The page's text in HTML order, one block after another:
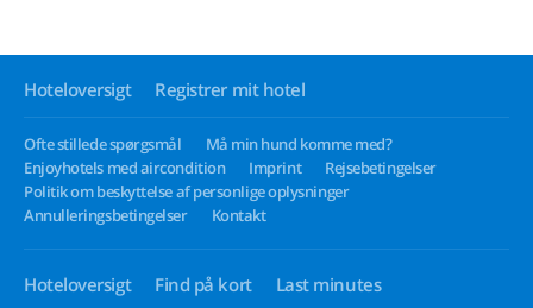
Hoteloversigt Registrer mit hotel
Ofte stillede spørgsmål
Må min hund komme med?
Enjoyhotels med aircondition
Imprint
Rejsebetingelser
Politik om beskyttelse af personlige oplysninger
Annulleringsbetingelser
Kontakt
Hoteloversigt Find på kort Last minutes